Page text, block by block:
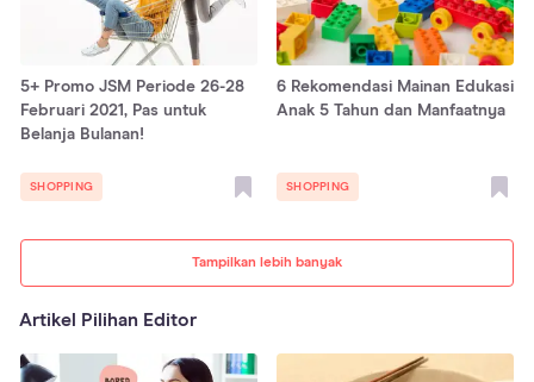
Tampilkan lebih banyak
5+ Promo JSM Periode 26-28
Februari 2021, Pas untuk
Belanja Bulanan!
SHOPPING
6 Rekomendasi Mainan Edukasi
Anak 5 Tahun dan Manfaatnya
SHOPPING
Artikel Pilihan Editor